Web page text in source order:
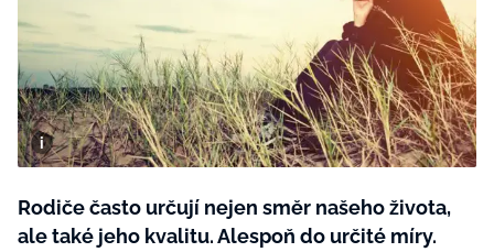
Testy a kvízy
Všechny kategorie
Tvoření
Rady a tipy
BurdaMedia
Extra
SVĚT ŽENY - 599 KČ
ROČNÍ PŘEDPLATNÉ SVĚT ŽENY +
Rodiče často určují nejen směr našeho života,
ale také jeho kvalitu. Alespoň do určité míry.